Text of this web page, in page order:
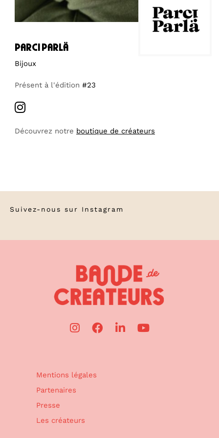
parci parlä
Bijoux
Présent à l'édition #23
Découvrez notre boutique de créateurs
Suivez-nous sur Instagram
Mentions légales
Partenaires
Presse
Les créateurs